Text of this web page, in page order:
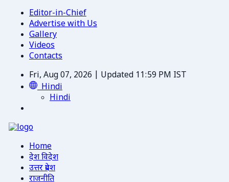
Editor-in-Chief
Advertise with Us
Gallery
Videos
Contacts
Fri, Aug 07, 2026 | Updated 11:59 PM IST
Hindi
Hindi
Home
देश विदेश
उत्तर प्रदेश
राजनीति